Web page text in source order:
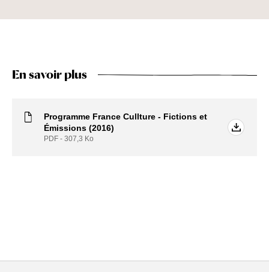
En savoir plus
Programme France Cullture - Fictions et
Émissions (2016)
PDF - 307,3 Ko